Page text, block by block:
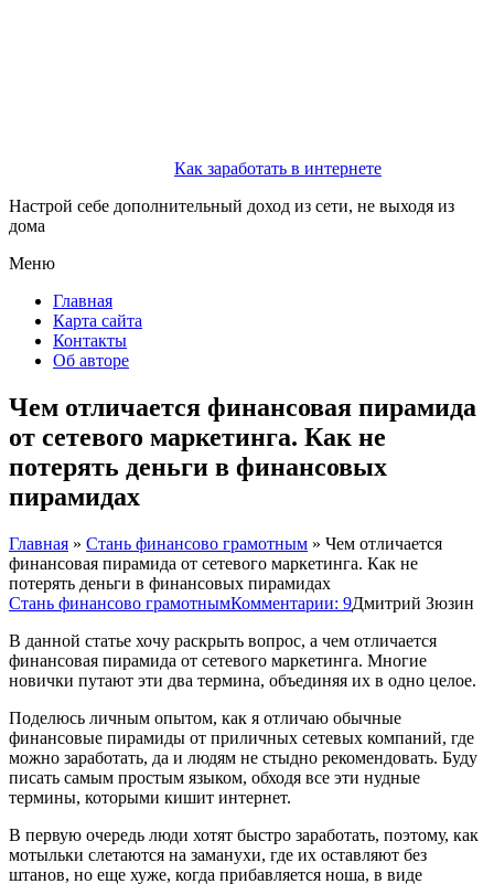
Как заработать в интернете
Настрой себе дополнительный доход из сети, не выходя из
дома
Меню
Главная
Карта сайта
Контакты
Об авторе
Чем отличается финансовая пирамида
от сетевого маркетинга. Как не
потерять деньги в финансовых
пирамидах
Главная » Стань финансово грамотным » Чем отличается
финансовая пирамида от сетевого маркетинга. Как не
потерять деньги в финансовых пирамидах
Стань финансово грамотнымКомментарии: 9Дмитрий Зюзин
В данной статье хочу раскрыть вопрос, а чем отличается
финансовая пирамида от сетевого маркетинга. Многие
новички путают эти два термина, объединяя их в одно целое.
Поделюсь личным опытом, как я отличаю обычные
финансовые пирамиды от приличных сетевых компаний, где
можно заработать, да и людям не стыдно рекомендовать. Буду
писать самым простым языком, обходя все эти нудные
термины, которыми кишит интернет.
В первую очередь люди хотят быстро заработать, поэтому, как
мотыльки слетаются на заманухи, где их оставляют без
штанов, но еще хуже, когда прибавляется ноша, в виде